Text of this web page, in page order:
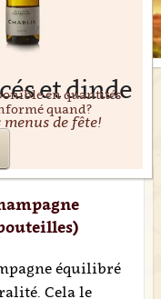
et dinde
de fête!
en quantités
quand?
équilibré
Cela le